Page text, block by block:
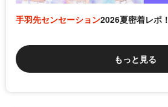
手羽先センセーション2026夏密着レポ！
もっと見る